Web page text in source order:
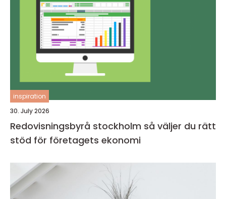
inspiration
30. July 2026
Redovisningsbyrå stockholm så väljer du rätt
stöd för företagets ekonomi